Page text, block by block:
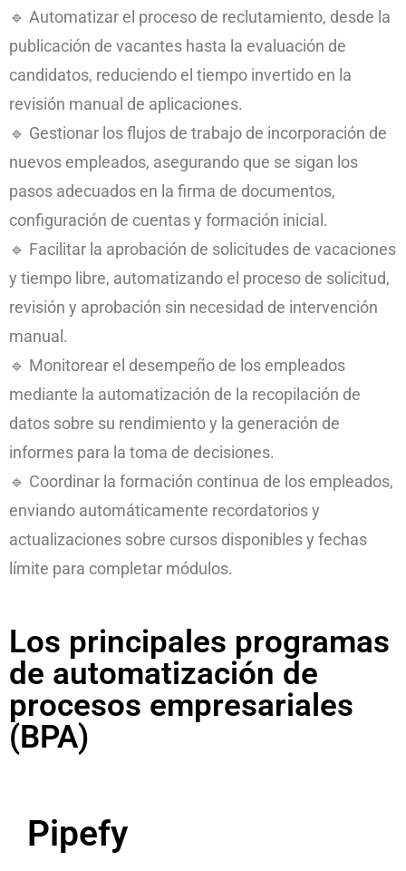
🔹 Automatizar el proceso de reclutamiento, desde la
publicación de vacantes hasta la evaluación de
candidatos, reduciendo el tiempo invertido en la
revisión manual de aplicaciones.
🔹 Gestionar los flujos de trabajo de incorporación de
nuevos empleados, asegurando que se sigan los
pasos adecuados en la firma de documentos,
configuración de cuentas y formación inicial.
🔹 Facilitar la aprobación de solicitudes de vacaciones
y tiempo libre, automatizando el proceso de solicitud,
revisión y aprobación sin necesidad de intervención
manual.
🔹 Monitorear el desempeño de los empleados
mediante la automatización de la recopilación de
datos sobre su rendimiento y la generación de
informes para la toma de decisiones.
🔹 Coordinar la formación continua de los empleados,
enviando automáticamente recordatorios y
actualizaciones sobre cursos disponibles y fechas
límite para completar módulos.
Los principales programas
de automatización de
procesos empresariales
(BPA)
Pipefy